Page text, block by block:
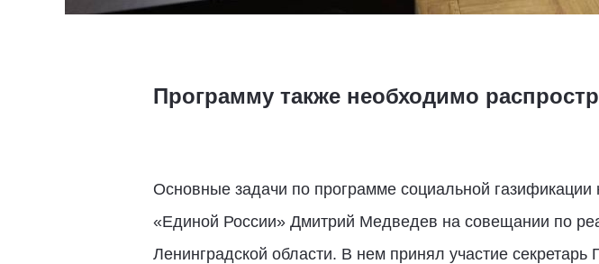
Программу также необходимо
Основные задачи по программе социальной
«Единой России» Дмитрий Медведев на совещании по
Ленинградской области. В нем принял участие